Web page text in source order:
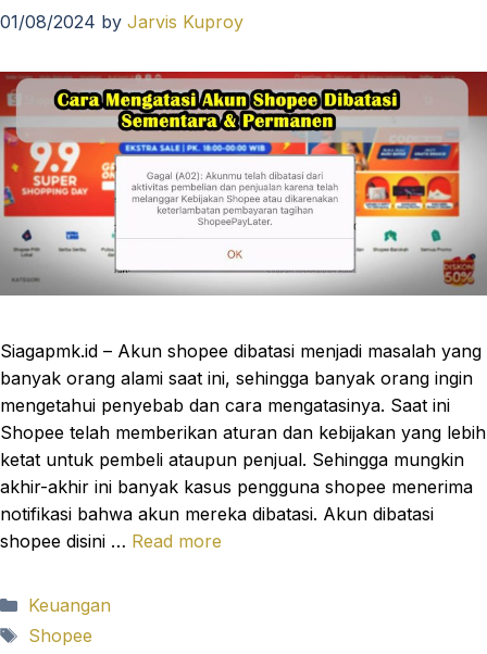
01/08/2024 by Jarvis Kuproy
Siagapmk.id – Akun shopee dibatasi menjadi masalah yang
banyak orang alami saat ini, sehingga banyak orang ingin
mengetahui penyebab dan cara mengatasinya. Saat ini
Shopee telah memberikan aturan dan kebijakan yang lebih
ketat untuk pembeli ataupun penjual. Sehingga mungkin
akhir-akhir ini banyak kasus pengguna shopee menerima
notifikasi bahwa akun mereka dibatasi. Akun dibatasi
shopee disini … Read more
Categories
Keuangan
Tags
Shopee